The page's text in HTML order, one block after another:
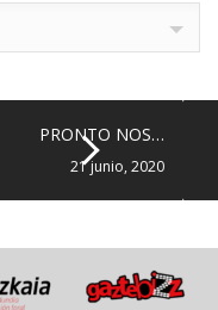
PRONTO NOS…
21 junio, 2020